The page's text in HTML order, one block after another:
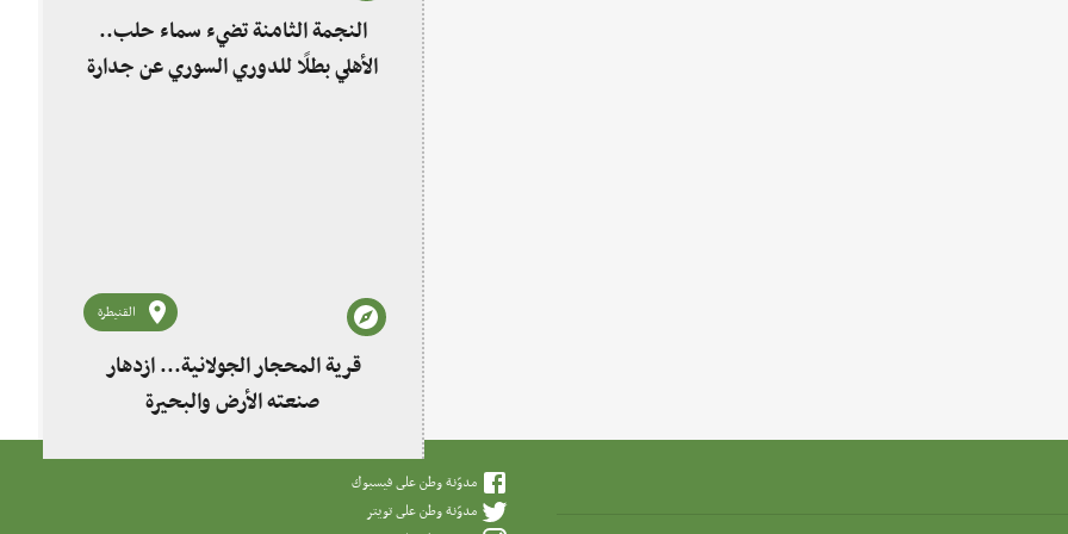
النجمة الثامنة تضيء سماء حلب..
الأهلي بطلًا للدوري السوري عن جدارة
القنيطرة
قرية المحجار الجولانية... ازدهار
صنعته الأرض والبحيرة
مدوّنة وطن على فيسبوك
مدوّنة وطن على تويتر